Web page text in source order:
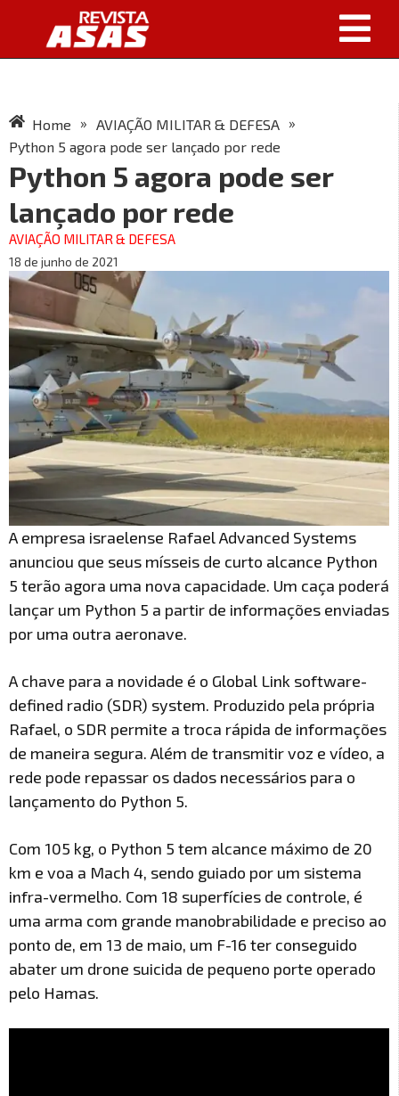
Home » AVIAÇÃO MILITAR & DEFESA »
Python 5 agora pode ser lançado por rede
Python 5 agora pode ser
lançado por rede
AVIAÇÃO MILITAR & DEFESA
18 de junho de 2021
A empresa israelense Rafael Advanced Systems
anunciou que seus mísseis de curto alcance Python
5 terão agora uma nova capacidade. Um caça poderá
lançar um Python 5 a partir de informações enviadas
por uma outra aeronave.
A chave para a novidade é o Global Link software-
defined radio (SDR) system. Produzido pela própria
Rafael, o SDR permite a troca rápida de informações
de maneira segura. Além de transmitir voz e vídeo, a
rede pode repassar os dados necessários para o
lançamento do Python 5.
Com 105 kg, o Python 5 tem alcance máximo de 20
km e voa a Mach 4, sendo guiado por um sistema
infra-vermelho. Com 18 superfícies de controle, é
uma arma com grande manobrabilidade e preciso ao
ponto de, em 13 de maio, um F-16 ter conseguido
abater um drone suicida de pequeno porte operado
pelo Hamas.